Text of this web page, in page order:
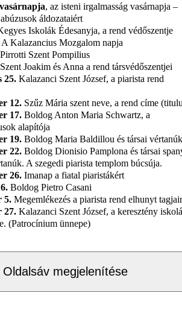
, az isteni irgalmasság vasárnapja –
áldozataiért
Iskolák Édesanyja, a rend védőszentje
A Kalazancius Mozgalom napja
Pirrotti Szent Pompilius
Szent Joakim és Anna a rend társvédőszentjei
25. Kalazanci Szent József, a piarista rend
12. Szűz Mária szent neve, a rend címe
17. Boldog Anton Maria Schwartz, a
alapítója
19. Boldog Maria Baldillou és társai vértanúk
22. Boldog Dionisio Pamplona és társai
A szegedi piarista templom búcsúja.
26. Imanap a fiatal piaristákért
Boldog Pietro Casani
5. Megemlékezés a piarista rend elhunyt
27. Kalazanci Szent József, a keresztény
(Patrocínium ünnepe)
Oldalsáv megjelenítése